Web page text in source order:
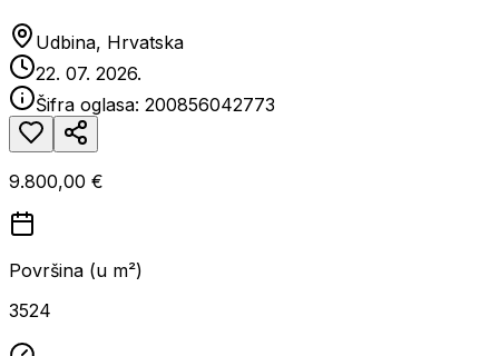
Udbina, Hrvatska
22. 07. 2026.
Šifra oglasa: 200856042773
9.800,00 €
Površina (u m²)
3524